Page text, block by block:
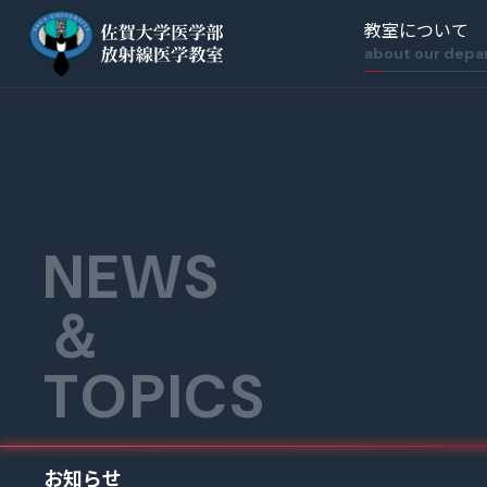
教室について
about our
NEWS
＆
TOPICS
お知らせ